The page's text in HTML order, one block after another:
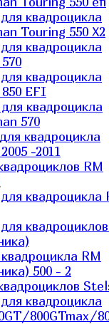
квадроцикла
Touring 550 X2
квадроцикла
квадроцикла
EFI
квадроцикла
570
квадроцикла
-2011
RM
квадроцикла
RM
500 - 2
квадроцикла
800GTmax/